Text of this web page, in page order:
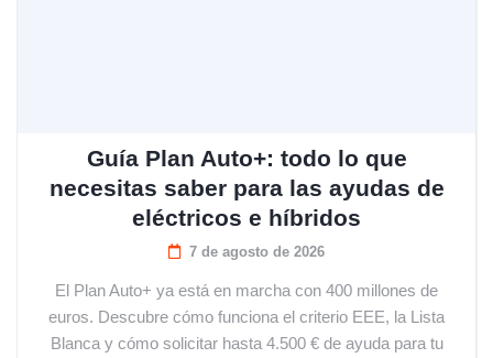
Guía Plan Auto+: todo lo que
necesitas saber para las ayudas de
eléctricos e híbridos
7 de agosto de 2026
El Plan Auto+ ya está en marcha con 400 millones de
euros. Descubre cómo funciona el criterio EEE, la Lista
Blanca y cómo solicitar hasta 4.500 € de ayuda para tu